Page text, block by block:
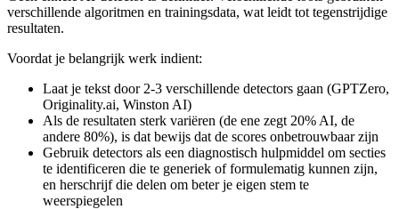
verschillende algoritmen en trainingsdata, wat leidt tot tegenstrijdige
resultaten.
Voordat je belangrijk werk indient:
Laat je tekst door 2-3 verschillende detectors gaan (GPTZero,
Originality.ai, Winston AI)
Als de resultaten sterk variëren (de ene zegt 20% AI, de
andere 80%), is dat bewijs dat de scores onbetrouwbaar zijn
Gebruik detectors als een diagnostisch hulpmiddel om secties
te identificeren die te generiek of formulematig kunnen zijn,
en herschrijf die delen om beter je eigen stem te
weerspiegelen